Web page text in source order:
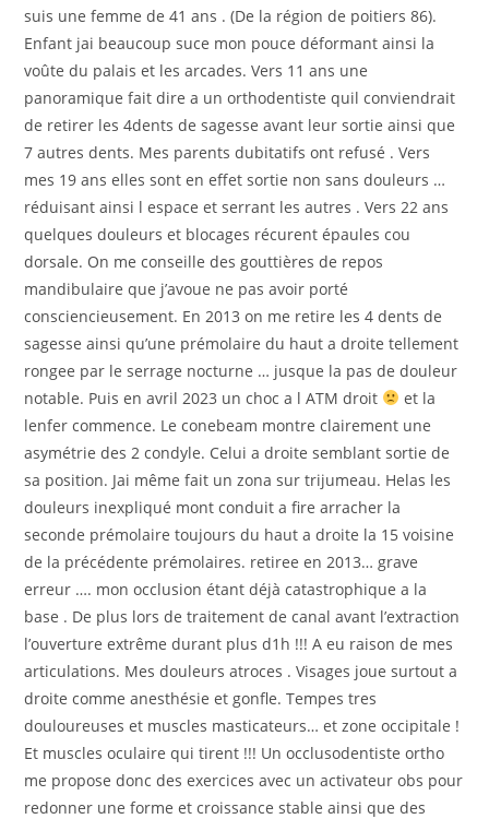
suis une femme de 41 ans . (De la région de poitiers 86).
Enfant jai beaucoup suce mon pouce déformant ainsi la
voûte du palais et les arcades. Vers 11 ans une
panoramique fait dire a un orthodentiste quil conviendrait
de retirer les 4dents de sagesse avant leur sortie ainsi que
7 autres dents. Mes parents dubitatifs ont refusé . Vers
mes 19 ans elles sont en effet sortie non sans douleurs …
réduisant ainsi l espace et serrant les autres . Vers 22 ans
quelques douleurs et blocages récurent épaules cou
dorsale. On me conseille des gouttières de repos
mandibulaire que j’avoue ne pas avoir porté
consciencieusement. En 2013 on me retire les 4 dents de
sagesse ainsi qu’une prémolaire du haut a droite tellement
rongee par le serrage nocturne … jusque la pas de douleur
notable. Puis en avril 2023 un choc a l ATM droit
et la
lenfer commence. Le conebeam montre clairement une
asymétrie des 2 condyle. Celui a droite semblant sortie de
sa position. Jai même fait un zona sur trijumeau. Helas les
douleurs inexpliqué mont conduit a fire arracher la
seconde prémolaire toujours du haut a droite la 15 voisine
de la précédente prémolaires. retiree en 2013… grave
erreur …. mon occlusion étant déjà catastrophique a la
base . De plus lors de traitement de canal avant l’extraction
l’ouverture extrême durant plus d1h !!! A eu raison de mes
articulations. Mes douleurs atroces . Visages joue surtout a
droite comme anesthésie et gonfle. Tempes tres
douloureuses et muscles masticateurs… et zone occipitale !
Et muscles oculaire qui tirent !!! Un occlusodentiste ortho
me propose donc des exercices avec un activateur obs pour
redonner une forme et croissance stable ainsi que des